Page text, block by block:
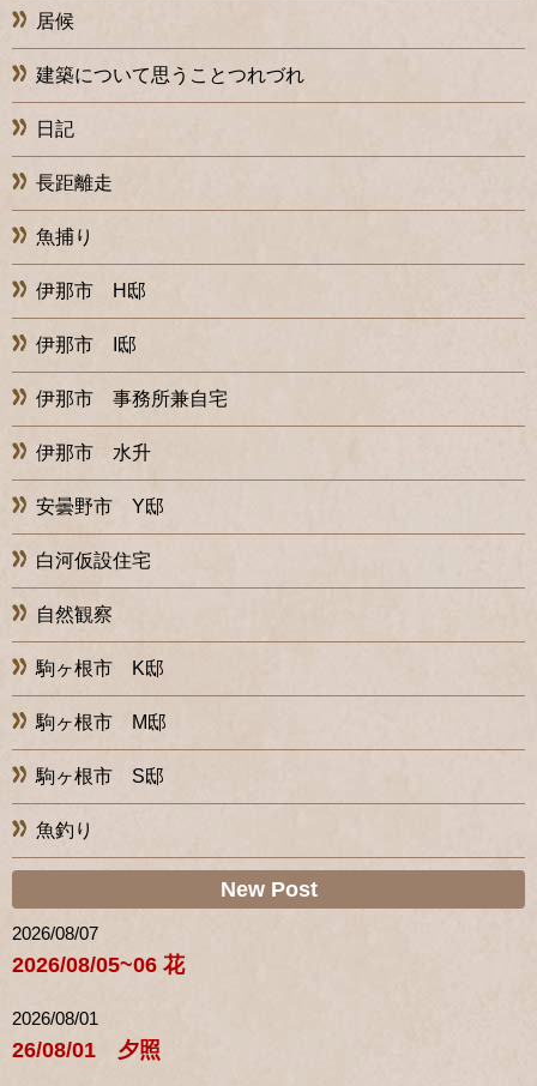
居候
建築について思うことつれづれ
日記
長距離走
魚捕り
伊那市 H邸
伊那市 I邸
伊那市 事務所兼自宅
伊那市 水升
安曇野市 Y邸
白河仮設住宅
自然観察
駒ヶ根市 K邸
駒ヶ根市 M邸
駒ヶ根市 S邸
魚釣り
New Post
2026/08/07
2026/08/05~06 花
2026/08/01
26/08/01 夕照